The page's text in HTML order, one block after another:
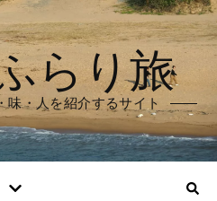
らり旅
味・人を紹介するサイト